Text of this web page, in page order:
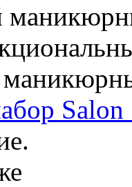
Salon